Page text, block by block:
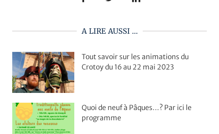
A LIRE AUSSI ...
Tout savoir sur les animations du
Crotoy du 16 au 22 mai 2023
Quoi de neuf à Pâques…? Par ici le
programme